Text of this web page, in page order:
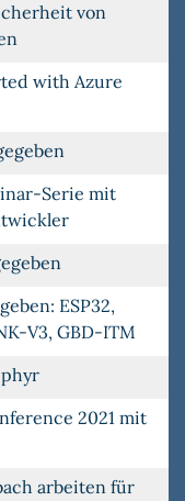
von
with Azure
Serie mit
ESP32,
V3, GBD-ITM
2021 mit
arbeiten für